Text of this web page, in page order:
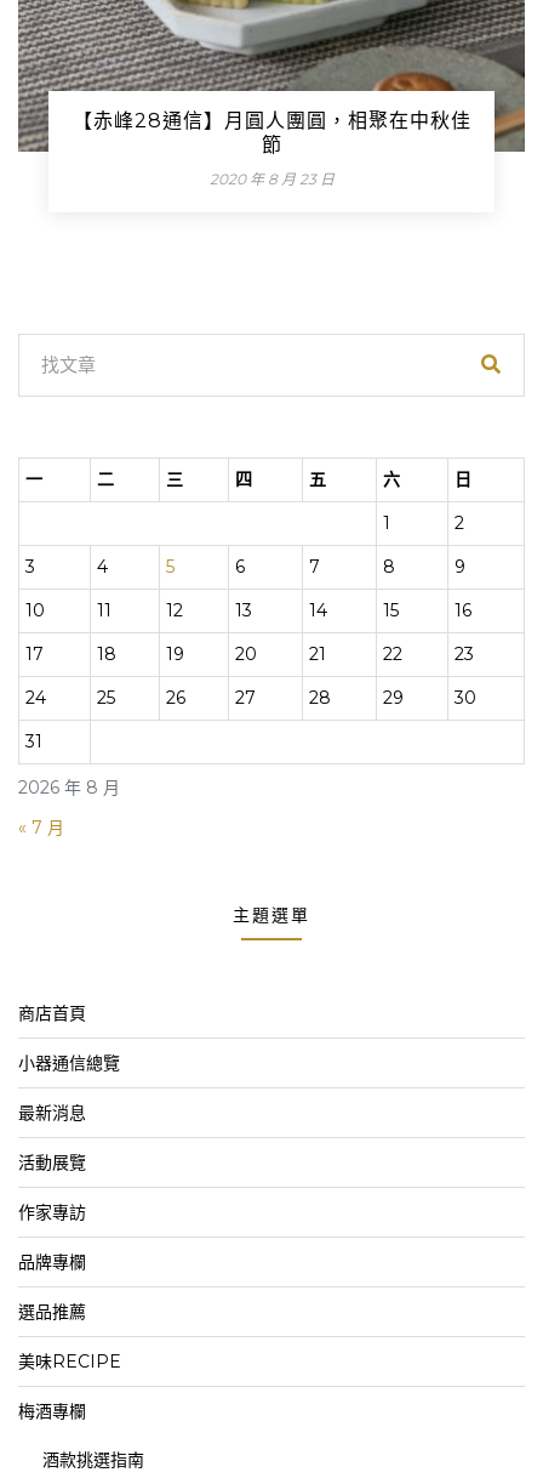
【赤峰28通信】月圓人團圓，相聚在中秋佳
節
2020 年 8 月 23 日
2026 年 8 月
一 二 三 四 五 六
日
1
2
3
4 5 6 7 8
9
10
11 12 13 14 15
16
17
18 19 20 21 22
23
24
25 26 27 28 29
30
31
« 7 月
主題選單
商店首頁
小器通信總覽
最新消息
活動展覽
作家專訪
品牌專欄
選品推薦
美味RECIPE
梅酒專欄
酒款挑選指南